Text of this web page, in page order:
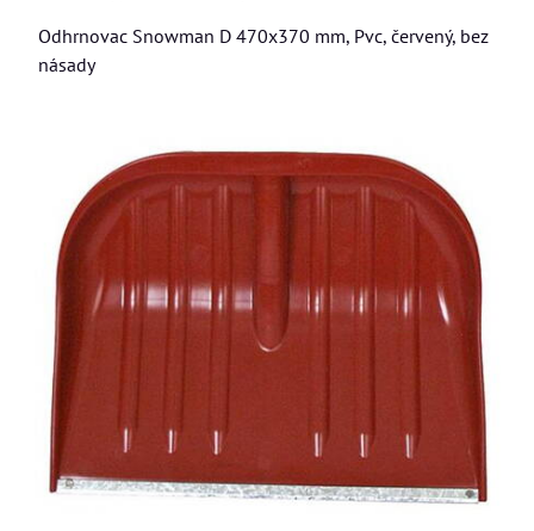
Odhrnovac Snowman D 470x370 mm, Pvc, červený, bez
násady